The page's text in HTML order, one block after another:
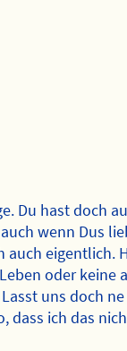
Du hast doch
wenn Dus
auch eigentlich.
oder keine
uns doch
dass ich das